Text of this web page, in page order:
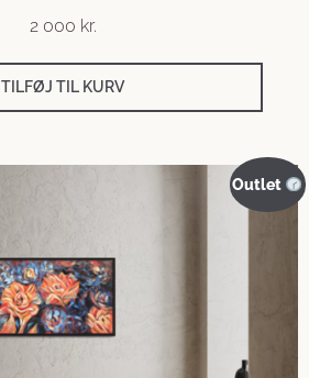
2 000 kr.
TILFØJ TIL KURV
Outlet